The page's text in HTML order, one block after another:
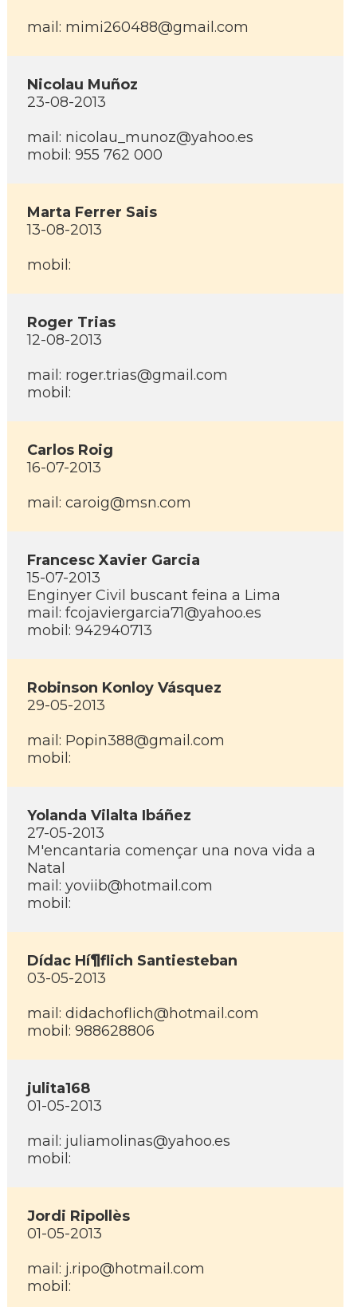
mail: mimi260488@gmail.com
Nicolau Muñoz
23-08-2013
mail: nicolau_munoz@yahoo.es
mobil: 955 762 000
Marta Ferrer Sais
13-08-2013
mobil:
Roger Trias
12-08-2013
mail: roger.trias@gmail.com
mobil:
Carlos Roig
16-07-2013
mail: caroig@msn.com
Francesc Xavier Garcia
15-07-2013
Enginyer Civil buscant feina a Lima
mail: fcojaviergarcia71@yahoo.es
mobil: 942940713
Robinson Konloy Vásquez
29-05-2013
mail: Popin388@gmail.com
mobil:
Yolanda Vilalta Ibáñez
27-05-2013
M'encantaria començar una nova vida a
Natal
mail: yoviib@hotmail.com
mobil:
Dí­dac Hí¶flich Santiesteban
03-05-2013
mail: didachoflich@hotmail.com
mobil: 988628806
julita168
01-05-2013
mail: juliamolinas@yahoo.es
mobil:
Jordi Ripollès
01-05-2013
mail: j.ripo@hotmail.com
mobil: